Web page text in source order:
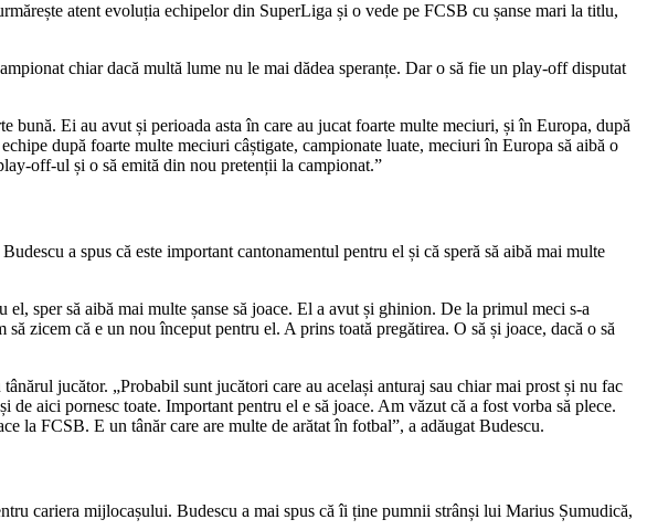
atent evoluția echipelor din SuperLiga și o vede pe FCSB cu șanse mari la titlu,
chiar dacă multă lume nu le mai dădea speranțe. Dar o să fie un play-off disputat
Ei au avut și perioada asta în care au jucat foarte multe meciuri, și în Europa, după
după foarte multe meciuri câștigate, campionate luate, meciuri în Europa să aibă o
off-ul și o să emită din nou pretenții la campionat.”
a spus că este important cantonamentul pentru el și că speră să aibă mai multe
sper să aibă mai multe șanse să joace. El a avut și ghinion. De la primul meci s-a
zicem că e un nou început pentru el. A prins toată pregătirea. O să și joace, dacă o să
jucător. „Probabil sunt jucători care au același anturaj sau chiar mai prost și nu fac
aici pornesc toate. Important pentru el e să joace. Am văzut că a fost vorba să plece.
la FCSB. E un tânăr care are multe de arătat în fotbal”, a adăugat Budescu.
cariera mijlocașului. Budescu a mai spus că îi ține pumnii strânși lui Marius Șumudică,